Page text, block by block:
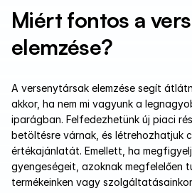
Miért fontos a
elemzése?
A versenytársak elemzése segít
akkor, ha nem mi vagyunk a
iparágban. Felfedezhetünk új piaci
betöltésre várnak, és létrehozhatjuk
értékajánlatát. Emellett, ha
gyengeségeit, azoknak megfelelően
termékeinken vagy